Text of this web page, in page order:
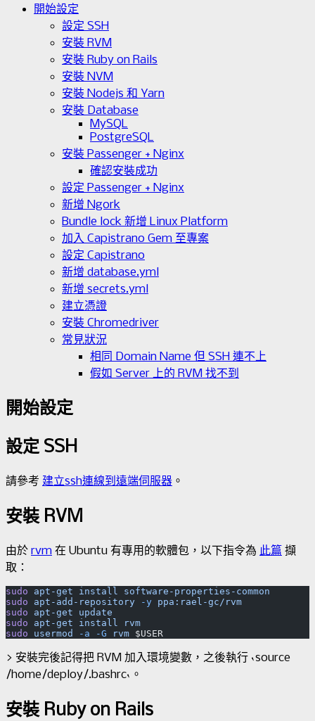
開始設定
設定 SSH
安裝 RVM
安裝 Ruby on Rails
安裝 NVM
安裝 Nodejs 和 Yarn
安裝 Database
MySQL
PostgreSQL
安裝 Passenger + Nginx
確認安裝成功
設定 Passenger + Nginx
新增 Ngork
Bundle lock 新增 Linux Platform
加入 Capistrano Gem 至專案
設定 Capistrano
新增 database.yml
新增 secrets.yml
建立憑證
安裝 Chromedriver
常見狀況
相同 Domain Name 但 SSH 連不上
假如 Server 上的 RVM 找不到
開始設定
設定 SSH
請參考 建立ssh連線到遠端伺服器 。
安裝 RVM
由於 rvm 在 Ubuntu 有專用的軟體包，以下指令為 此篇 擷
取：
sudo apt-get install software-properties-common
sudo apt-add-repository -y ppa:rael-gc/rvm
sudo apt-get update
sudo apt-get install rvm
sudo usermod -a -G rvm $USER
> 安裝完後記得把 RVM 加入環境變數，之後執行 `source
/home/deploy/.bashrc`。
安裝 Ruby on Rails